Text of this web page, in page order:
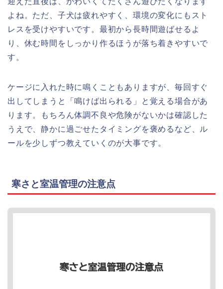
よね。ただ、子犬は疲れやすく、環境の変化にもスト
レスを受けやすいです。最初から長時間遊ばせるよ
り、休む時間をしっかり作るほうが落ち着きやすいで
す。
ケージに入れた時に鳴くこともありますが、毎回すぐ
出してしまうと「鳴けば出られる」と覚える場合があ
ります。もちろん体調不良や危険がないかは確認した
うえで、静かに過ごせたタイミングを褒めるなど、ル
ールを少しずつ教えていくのが大事です。
寒さと室温管理の注意点